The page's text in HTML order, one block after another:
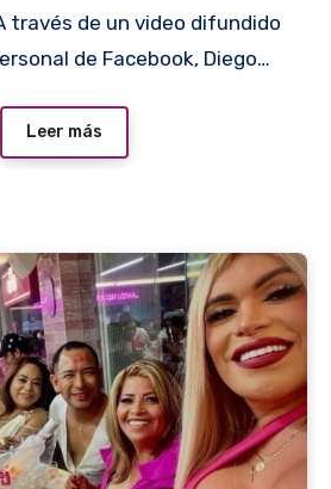
través de un video difundido
de Facebook, Diego…
Leer más